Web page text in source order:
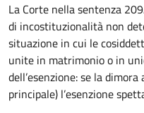
La Corte nella sentenza
di incostituzionalità non
situazione in cui le
unite in matrimonio o in
dell’esenzione: se la
principale) l’esenzione